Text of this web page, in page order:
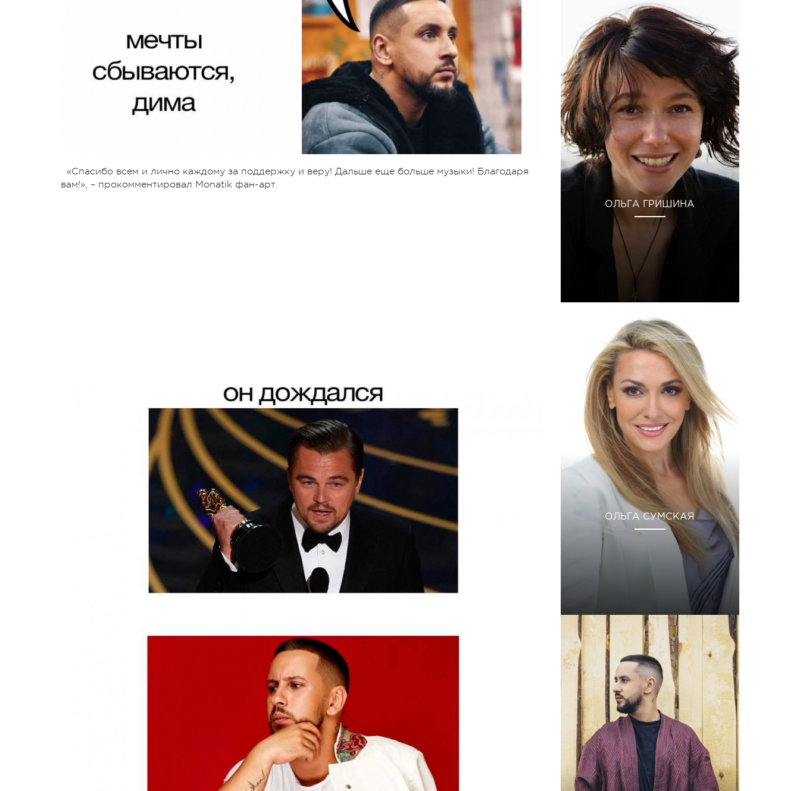
«Спасибо всем и лично каждому за поддержку и веру! Дальше еще больше музыки! Благодаря
вам!», – прокомментировал Monatik фан-арт.
ОЛЬГА ГРИШИНА
ОЛЬГА СУМСКАЯ